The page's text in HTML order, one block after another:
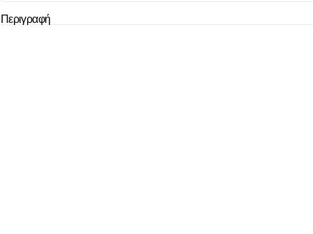
Περιγραφή
Το καλάθι σας είναι